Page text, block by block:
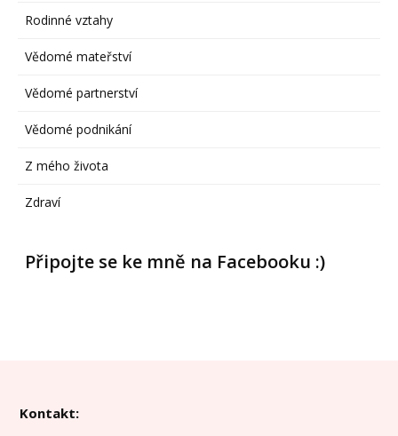
Rodinné vztahy
Vědomé mateřství
Vědomé partnerství
Vědomé podnikání
Z mého života
Zdraví
Připojte se ke mně na Facebooku :)
Kontakt: